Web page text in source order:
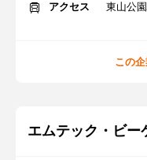
アクセス
東山公
この
エムテック・ビー